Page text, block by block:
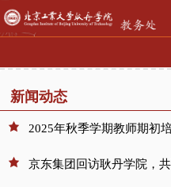
新闻动态
2025年秋季学期教师期初
京东集团回访耿丹学院，